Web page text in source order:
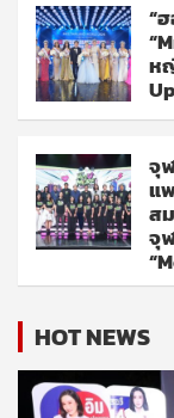
“
ห
จุ
แ
ส
จุ
HOT NEWS